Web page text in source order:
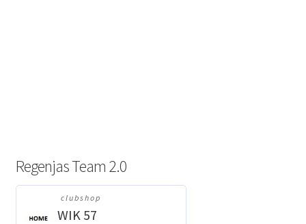
Regenjas Team 2.0
clubshop
WIK 57